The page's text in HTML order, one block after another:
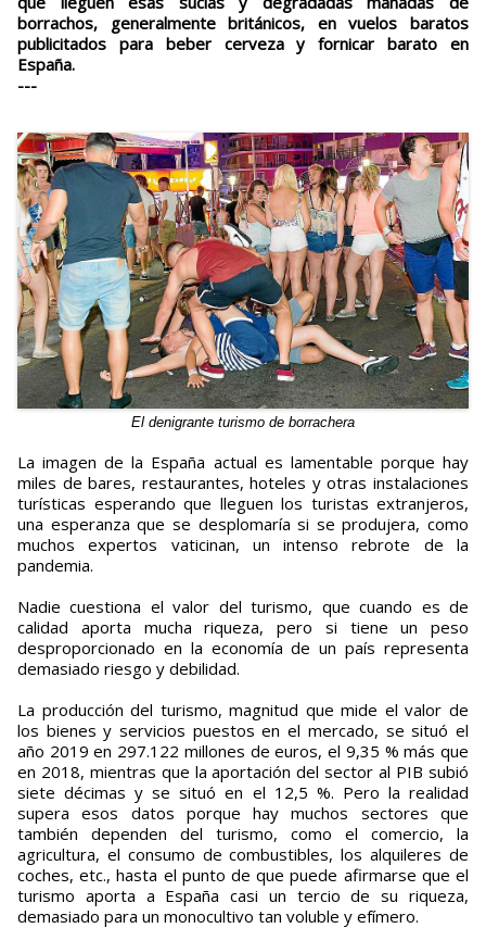
borrachos, generalmente británicos, en vuelos baratos
publicitados para beber cerveza y fornicar barato en
España.
---
El denigrante turismo de borrachera
La imagen de la España actual es lamentable porque hay
miles de bares, restaurantes, hoteles y otras instalaciones
turísticas esperando que lleguen los turistas extranjeros,
una esperanza que se desplomaría si se produjera, como
muchos expertos vaticinan, un intenso rebrote de la
pandemia.
Nadie cuestiona el valor del turismo, que cuando es de
calidad aporta mucha riqueza, pero si tiene un peso
desproporcionado en la economía de un país representa
demasiado riesgo y debilidad.
La producción del turismo, magnitud que mide el valor de
los bienes y servicios puestos en el mercado, se situó el
año 2019 en 297.122 millones de euros, el 9,35 % más que
en 2018, mientras que la aportación del sector al PIB subió
siete décimas y se situó en el 12,5 %. Pero la realidad
supera esos datos porque hay muchos sectores que
también dependen del turismo, como el comercio, la
agricultura, el consumo de combustibles, los alquileres de
coches, etc., hasta el punto de que puede afirmarse que el
turismo aporta a España casi un tercio de su riqueza,
demasiado para un monocultivo tan voluble y efímero.